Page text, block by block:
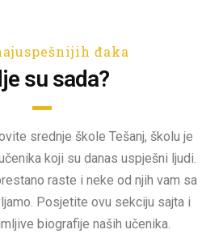
đaka
su sada?
srednje škole Tešanj, školu je
koji su danas uspješni ljudi.
raste i neke od njih vam sa
Posjetite ovu sekciju sajta i
biografije naših učenika.